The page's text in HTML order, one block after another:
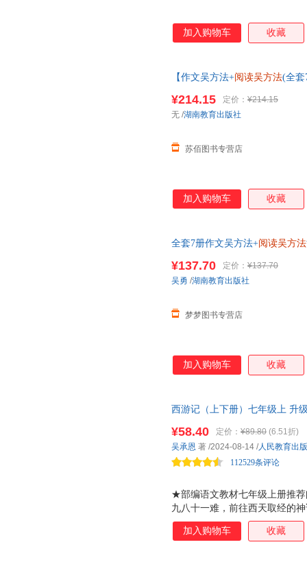
加入购物车 收藏
【作文吴方法+阅读吴方法(全套
所有商品均可开票
¥214.15 定价： ¥214.15
苏佰图书专营店
无 /湖南教育出版社
加入购物车 收藏
全套7册作文吴方法+阅读吴方法
¥137.70 定价： ¥137.70
梦梦图书专营店
吴勇 /湖南教育出版社
加入购物车 收藏
西游记（上下册）七年级上 升
书整体介绍和篇目、人物、情
内容重点、阅读方法！助力读
果
★部编语文教材七年级上册推
九八十一难，前往西天取经的
和深刻的哲理寓意，情节精彩
设有 走近名著 思维导图 阅读
¥58.40 定价： ¥89.80 (6.51折)
112529条评论
吴承恩 著 /2024-08-14 /人民教育出
加入购物车 收藏